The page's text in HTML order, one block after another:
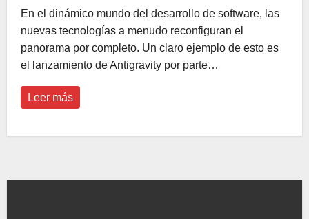
En el dinámico mundo del desarrollo de software, las
nuevas tecnologías a menudo reconfiguran el
panorama por completo. Un claro ejemplo de esto es
el lanzamiento de Antigravity por parte…
Leer más